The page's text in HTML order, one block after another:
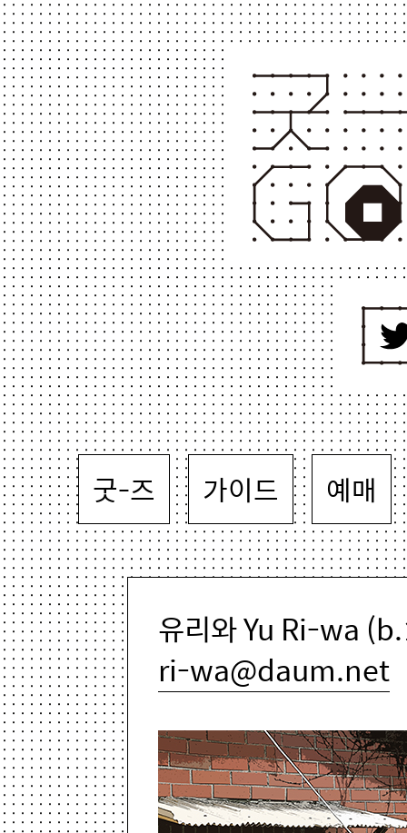
굿-즈 가이드 예매
유리와 Yu Ri-wa
ri-wa@daum.net